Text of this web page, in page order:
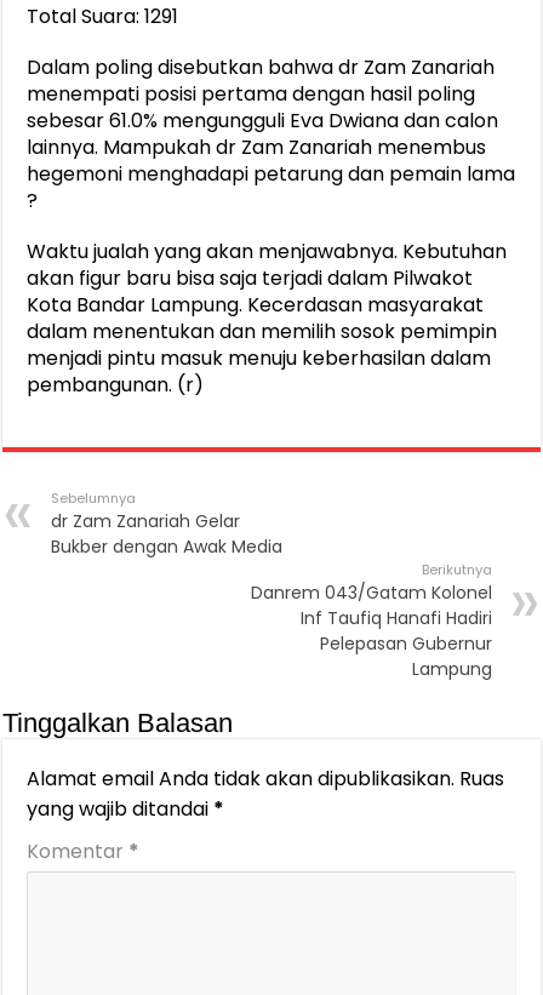
Total Suara: 1291
Dalam poling disebutkan bahwa dr Zam Zanariah
menempati posisi pertama dengan hasil poling
sebesar 61.0% mengungguli Eva Dwiana dan calon
lainnya. Mampukah dr Zam Zanariah menembus
hegemoni menghadapi petarung dan pemain lama
?
Waktu jualah yang akan menjawabnya. Kebutuhan
akan figur baru bisa saja terjadi dalam Pilwakot
Kota Bandar Lampung. Kecerdasan masyarakat
dalam menentukan dan memilih sosok pemimpin
menjadi pintu masuk menuju keberhasilan dalam
pembangunan. (r)
Sebelumnya
dr Zam Zanariah Gelar
Bukber dengan Awak Media
Berikutnya
Danrem 043/Gatam Kolonel
Inf Taufiq Hanafi Hadiri
Pelepasan Gubernur
Lampung
Tinggalkan Balasan
Alamat email Anda tidak akan dipublikasikan. Ruas
yang wajib ditandai *
Komentar *